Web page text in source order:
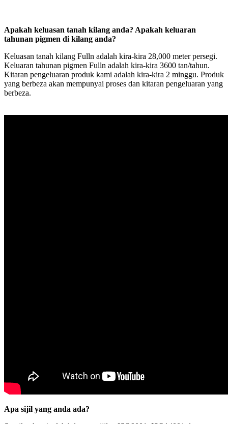
Apakah keluasan tanah kilang anda? Apakah keluaran
tahunan pigmen di kilang anda?
Keluasan tanah kilang Fulln adalah kira-kira 28,000 meter persegi.
Keluaran tahunan pigmen Fulln adalah kira-kira 3600 tan/tahun.
Kitaran pengeluaran produk kami adalah kira-kira 2 minggu. Produk
yang berbeza akan mempunyai proses dan kitaran pengeluaran yang
berbeza.
Apa sijil yang anda ada?